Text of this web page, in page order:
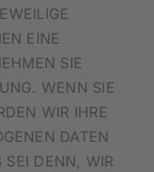
EINE
SIE
WENN SIE
WIR IHRE
DATEN
SEI DENN, WIR